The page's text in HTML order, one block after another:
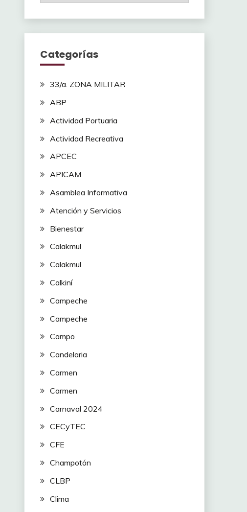
Categorías
33/a. ZONA MILITAR
ABP
Actividad Portuaria
Actividad Recreativa
APCEC
APICAM
Asamblea Informativa
Atención y Servicios
Bienestar
Calakmul
Calakmul
Calkiní
Campeche
Campeche
Campo
Candelaria
Carmen
Carmen
Carnaval 2024
CECyTEC
CFE
Champotón
CLBP
Clima